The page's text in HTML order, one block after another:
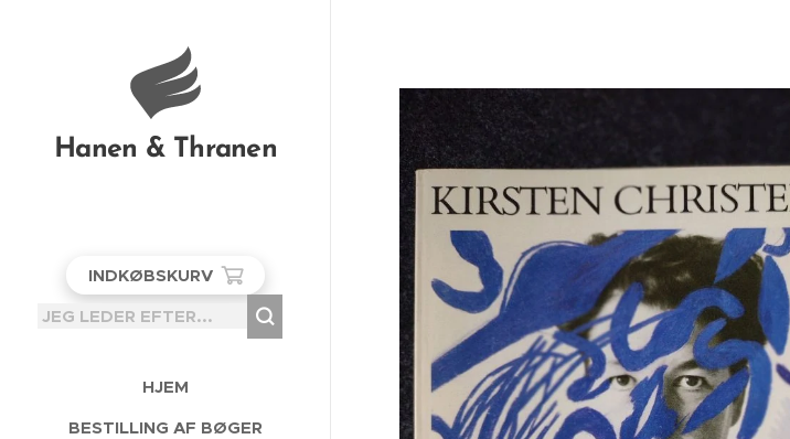
Hanen & Thranen
INDKØBSKURV
HJEM
BESTILLING AF BØGER